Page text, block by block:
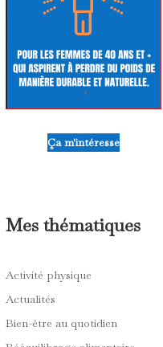
Ça m'intéresse
Mes thématiques
Activité physique
Actualités
Bien-être au quotidien